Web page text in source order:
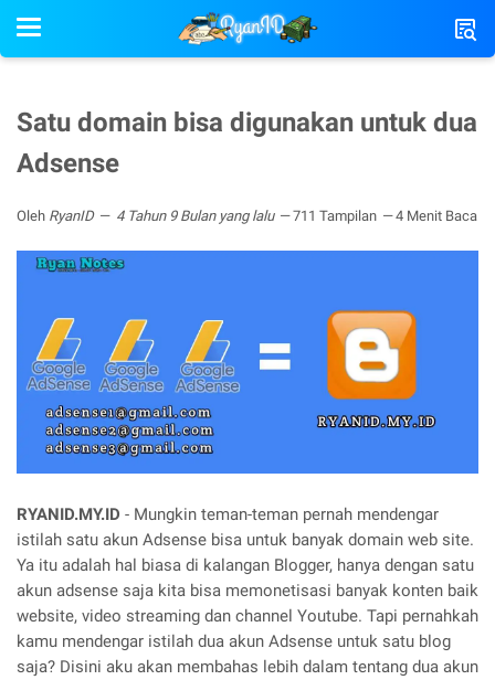
Satu domain bisa digunakan untuk dua
Adsense
Oleh RyanID 4 Tahun 9 Bulan yang lalu 711 Tampilan 4 Menit Baca
RYANID.MY.ID - Mungkin teman-teman pernah mendengar
istilah satu akun Adsense bisa untuk banyak domain web site.
Ya itu adalah hal biasa di kalangan Blogger, hanya dengan satu
akun adsense saja kita bisa memonetisasi banyak konten baik
website, video streaming dan channel Youtube. Tapi pernahkah
kamu mendengar istilah dua akun Adsense untuk satu blog
saja? Disini aku akan membahas lebih dalam tentang dua akun